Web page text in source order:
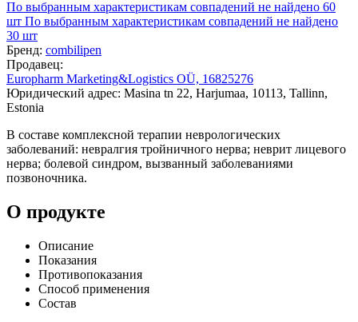
По выбранным характеристикам совпадений не найдено 60
шт По выбранным характеристикам совпадений не найдено
30 шт
Бренд: combilipen
Продавец:
Europharm Marketing&Logistics OÜ, 16825276
Юридический адрес: Masina tn 22, Harjumaa, 10113, Tallinn,
Estonia
В составе комплексной терапии неврологических
заболеваний: невралгия тройничного нерва; неврит лицевого
нерва; болевой синдром, вызванный заболеваниями
позвоночника.
О продукте
Описание
Показания
Противопоказания
Способ применения
Состав